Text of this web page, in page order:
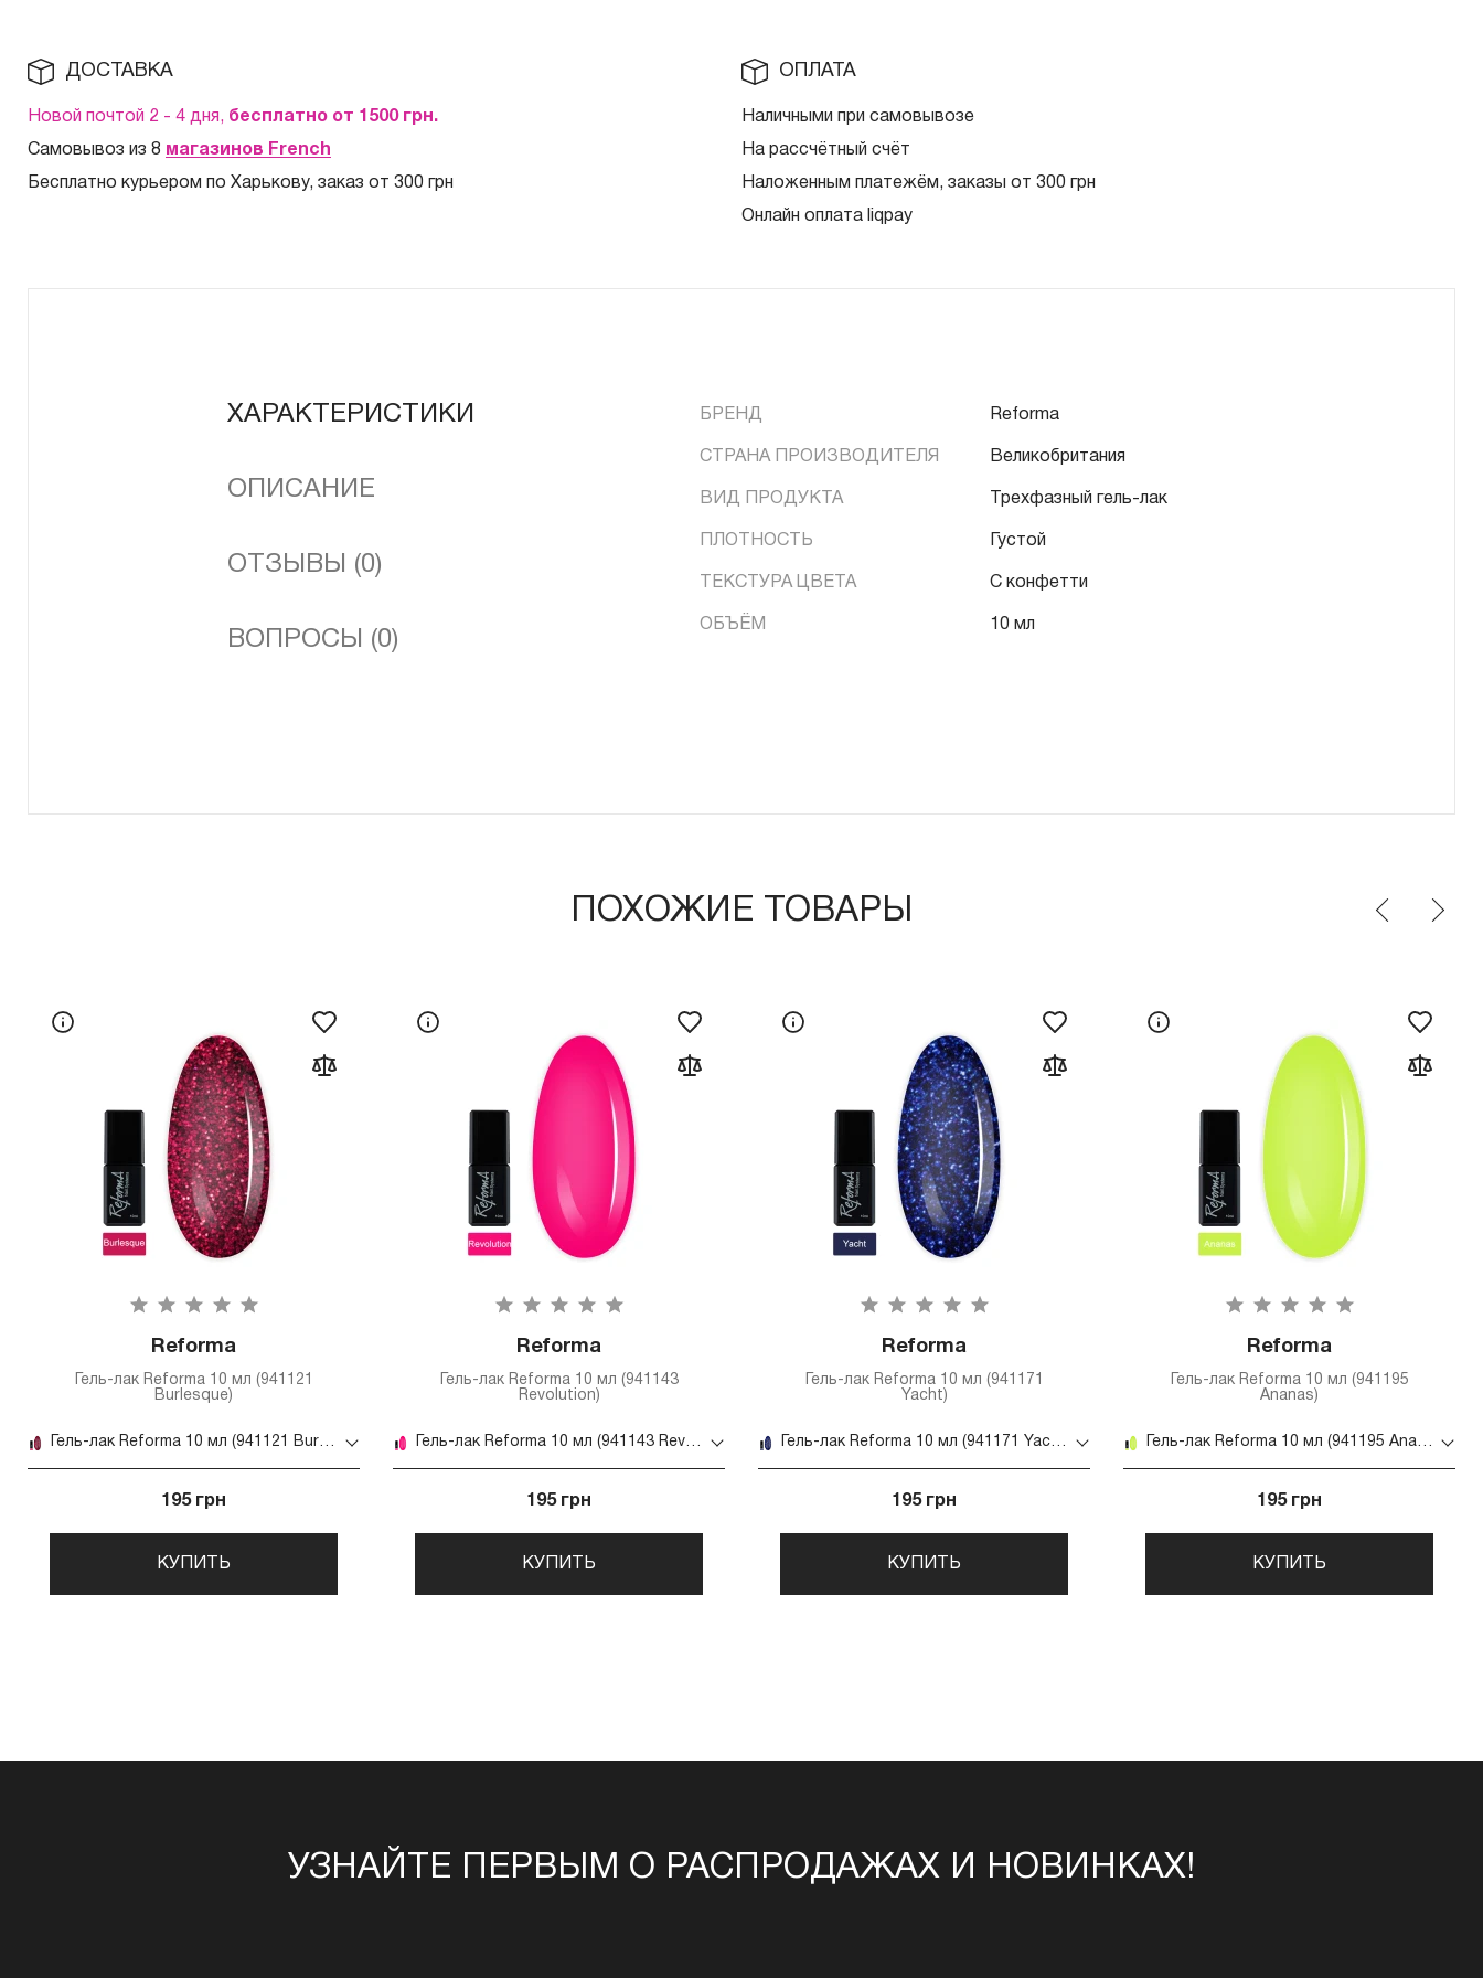
ДОСТАВКА
Новой почтой 2 - 4 дня, бесплатно от 1500 грн.
Самовывоз из 8 магазинов French
Бесплатно курьером по Харькову, заказ от 300 грн
ОПЛАТА
Наличными при самовывозе
На рассчётный счёт
Наложенным платежём, заказы от 300 грн
Онлайн оплата liqpay
ХАРАКТЕРИСТИКИ
ОПИСАНИЕ
ОТЗЫВЫ (0)
ВОПРОСЫ (0)
БРЕНД Reforma
СТРАНА ПРОИЗВОДИТЕЛЯ Великобритания
ВИД ПРОДУКТА Трехфазный гель-лак
ПЛОТНОСТЬ Густой
ТЕКСТУРА ЦВЕТА С конфетти
ОБЪЁМ 10 мл
ПОХОЖИЕ ТОВАРЫ
Reforma
Гель-лак Reforma 10 мл (941121
Burlesque)
Гель-лак Reforma 10 мл (941121 Burlesque)
195 грн
КУПИТЬ
Reforma
Гель-лак Reforma 10 мл (941143
Revolution)
Гель-лак Reforma 10 мл (941143 Revolution)
195 грн
КУПИТЬ
Reforma
Гель-лак Reforma 10 мл (941171
Yacht)
Гель-лак Reforma 10 мл (941171 Yacht)
195 грн
КУПИТЬ
Reforma
Гель-лак Reforma 10 мл (941195
Ananas)
Гель-лак Reforma 10 мл (941195 Ananas)
195 грн
КУПИТЬ
УЗНАЙТЕ ПЕРВЫМ О РАСПРОДАЖАХ И НОВИНКАХ!